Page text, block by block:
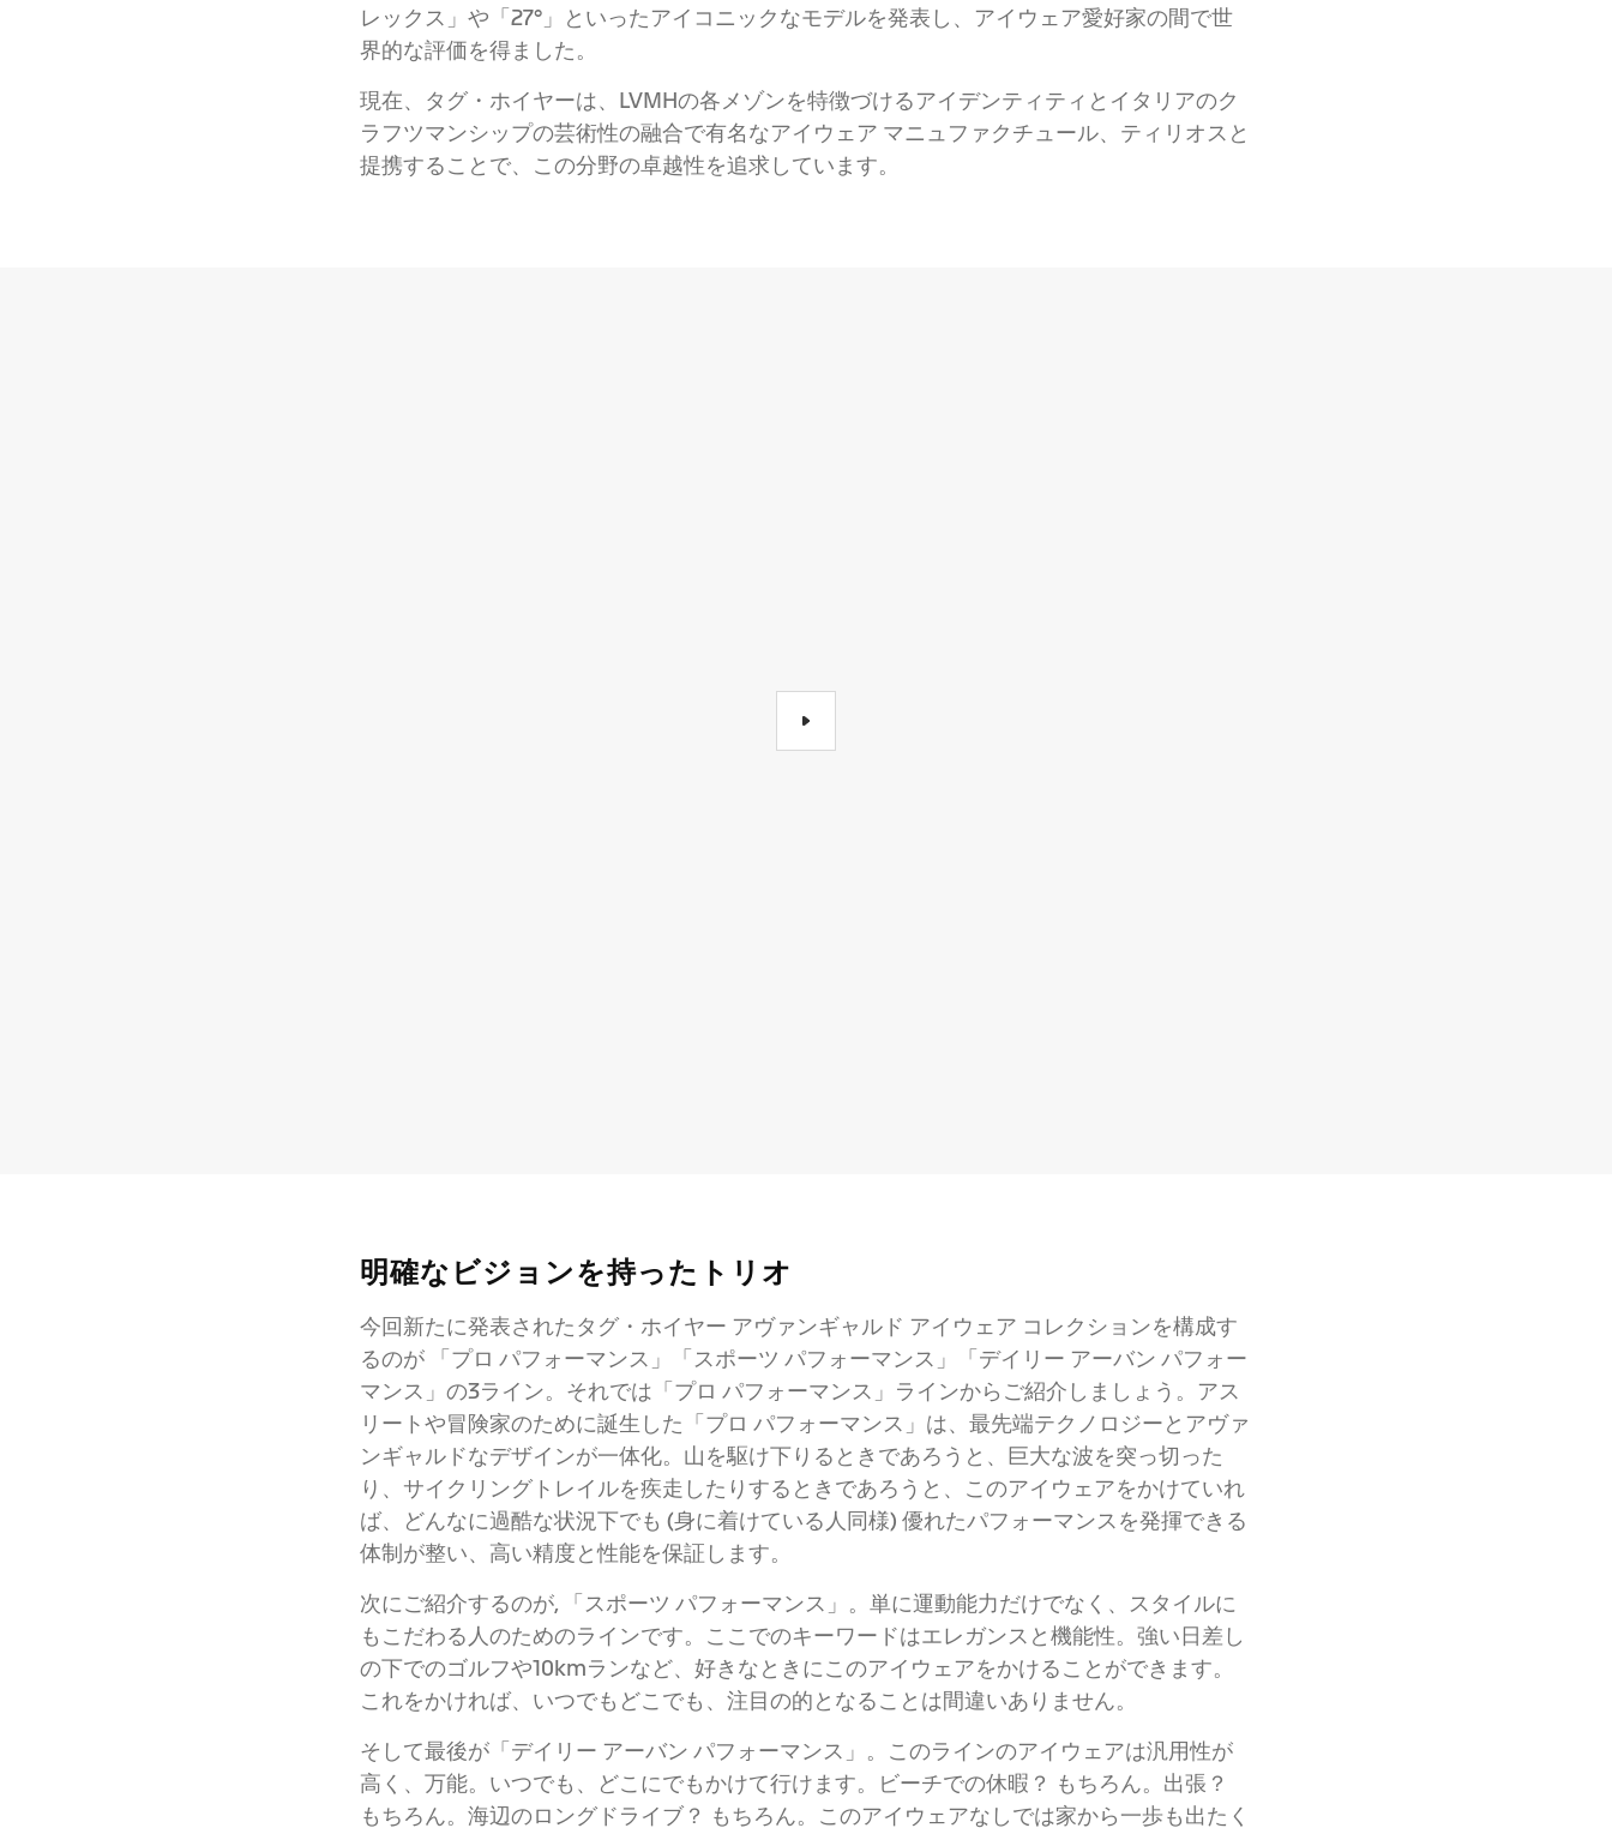
レックス」や「27°」といったアイコニックなモデルを発表し、アイウェア愛好家の間で世
界的な評価を得ました。
現在、タグ・ホイヤーは、LVMHの各メゾンを特徴づけるアイデンティティとイタリアのク
ラフツマンシップの芸術性の融合で有名なアイウェア マニュファクチュール、ティリオスと
提携することで、この分野の卓越性を追求しています。
明確なビジョンを持ったトリオ
今回新たに発表されたタグ・ホイヤー アヴァンギャルド アイウェア コレクションを構成す
るのが 「プロ パフォーマンス」「スポーツ パフォーマンス」「デイリー アーバン パフォー
マンス」の3ライン。それでは「プロ パフォーマンス」ラインからご紹介しましょう。アス
リートや冒険家のために誕生した「プロ パフォーマンス」は、最先端テクノロジーとアヴァ
ンギャルドなデザインが一体化。山を駆け下りるときであろうと、巨大な波を突っ切った
り、サイクリングトレイルを疾走したりするときであろうと、このアイウェアをかけていれ
ば、どんなに過酷な状況下でも (身に着けている人同様) 優れたパフォーマンスを発揮できる
体制が整い、高い精度と性能を保証します。
次にご紹介するのが, 「スポーツ パフォーマンス」。単に運動能力だけでなく、スタイルに
もこだわる人のためのラインです。ここでのキーワードはエレガンスと機能性。強い日差し
の下でのゴルフや10kmランなど、好きなときにこのアイウェアをかけることができます。
これをかければ、いつでもどこでも、注目の的となることは間違いありません。
そして最後が「デイリー アーバン パフォーマンス」。このラインのアイウェアは汎用性が
高く、万能。いつでも、どこにでもかけて行けます。ビーチでの休暇？ もちろん。出張？
もちろん。海辺のロングドライブ？ もちろん。このアイウェアなしでは家から一歩も出たく